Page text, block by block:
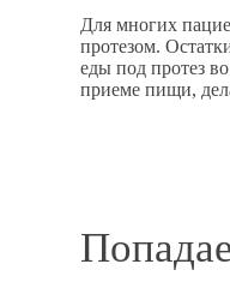
Для многих
протезом.
еды под протез
приеме пищи,